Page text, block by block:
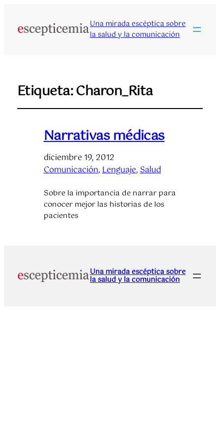
Una mirada escéptica sobre
la salud y la comunicación
Etiqueta:Charon_Rita
Narrativas médicas
diciembre 19, 2012
Comunicación, Lenguaje, Salud
Sobre la importancia de narrar para
conocer mejor las historias de los
pacientes
Una mirada escéptica sobre
la salud y la comunicación